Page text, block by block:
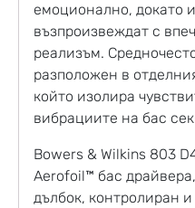
емоционално, докато
възпроизвеждат с
реализъм.
разположен в
който изолира
вибрациите на бас
Bowers & Wilkins 803
Aerofoil™ бас
дълбок, контролиран